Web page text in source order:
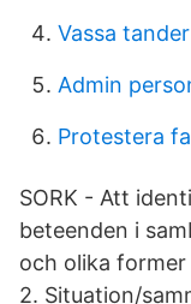
Vassa tander
Admin
Protestera
SORK - Att
beteenden i
och olika former
2. Situation/